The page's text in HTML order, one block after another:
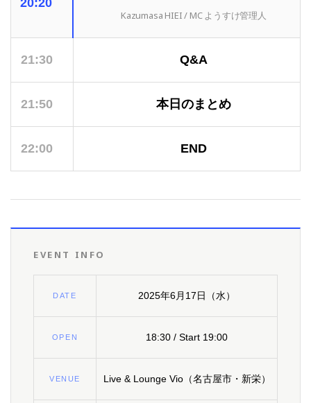
20:20
Kazumasa HIEI / MC ようすけ管理人
21:30 Q&A
21:50 本日のまとめ
22:00 END
EVENT INFO
DATE 2025年6月17日（水）
OPEN 18:30 / Start 19:00
VENUE Live & Lounge Vio（名古屋市・新栄）